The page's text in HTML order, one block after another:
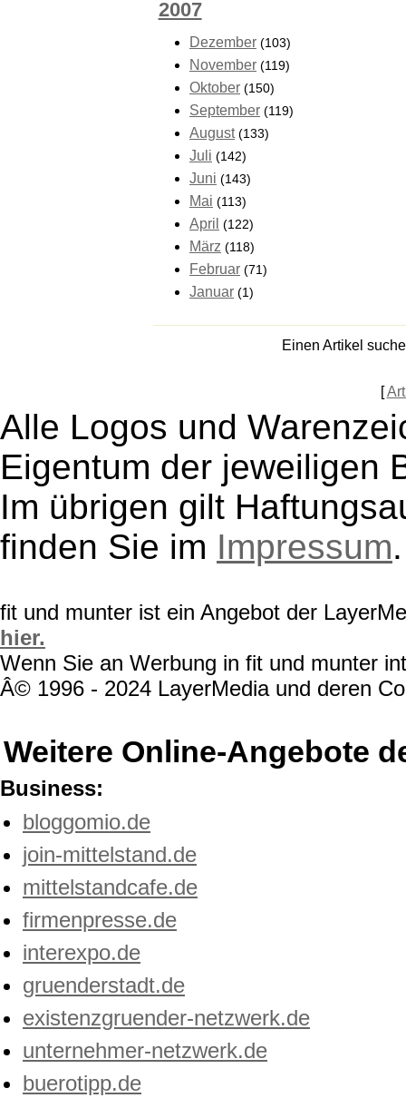
2007
Dezember (103)
November (119)
Oktober (150)
September (119)
August (133)
Juli (142)
Juni (143)
Mai (113)
April (122)
März (118)
Februar (71)
Januar (1)
Einen Artikel
[
Alle Logos und
Eigentum der jeweiligen
Im übrigen gilt
finden Sie im Impressum.
fit und munter ist ein Angebot der
hier.
Wenn Sie an Werbung in fit und munter
Â© 1996 - 2024 LayerMedia und deren
Weitere Online-Angebote
Business:
bloggomio.de
join-mittelstand.de
mittelstandcafe.de
firmenpresse.de
interexpo.de
gruenderstadt.de
existenzgruender-netzwerk.de
unternehmer-netzwerk.de
buerotipp.de